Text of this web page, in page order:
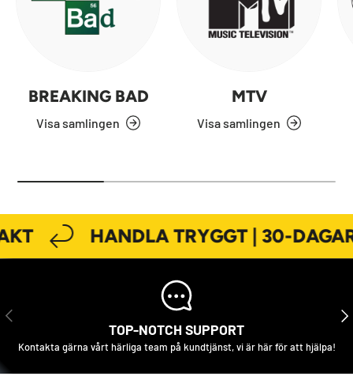
BREAKING BAD
Visa samlingen
MTV
Visa samlingen
HANDLA TRYGGT | 30-
FÖREGÅENDE
TOP-NOTCH SUPPORT
Kontakta gärna vårt härliga team på kundtjänst, vi är här för att hjälpa!